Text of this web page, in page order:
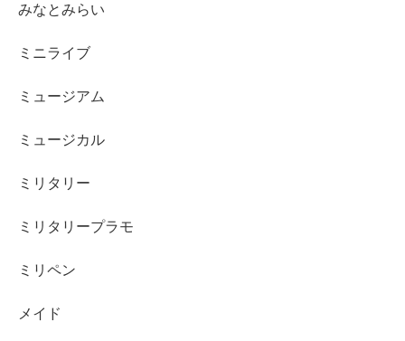
みなとみらい
ミニライブ
ミュージアム
ミュージカル
ミリタリー
ミリタリープラモ
ミリペン
メイド